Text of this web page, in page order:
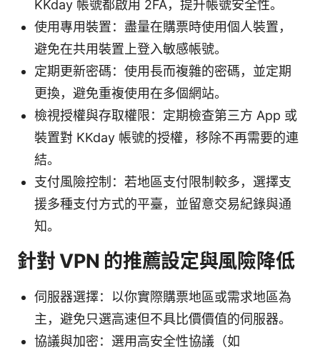
KKday 帳號都啟用 2FA，提升帳號安全性。
使用專用裝置：盡量在購票時使用個人裝置，
避免在共用裝置上登入敏感帳號。
定期更新密碼：使用長而複雜的密碼，並定期
更換，避免重複使用在多個網站。
檢視授權與存取權限：定期檢查第三方 App 或
裝置對 KKday 帳號的授權，移除不再需要的連
結。
支付風險控制：若地區支付限制較多，選擇支
援多種支付方式的平臺，並留意交易紀錄與通
知。
針對 VPN 的推薦設定與風險降低
伺服器選擇：以你實際購票地區或需求地區為
主，避免只選高速但不具比價價值的伺服器。
協議與加密：選用高安全性協議（如